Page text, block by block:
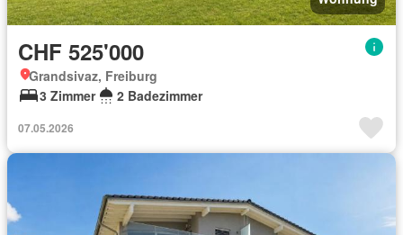
CHF 525'000
Grandsivaz, Freiburg
3 Zimmer
2 Badezimmer
07.05.2026